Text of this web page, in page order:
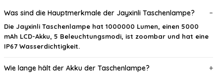
Was sind die Hauptmerkmale der Jayxinli Taschenlampe?
Die Jayxinli Taschenlampe hat 1000000 Lumen, einen 5000
mAh LCD-Akku, 5 Beleuchtungsmodi, ist zoombar und hat eine
IP67 Wasserdichtigkeit.
Wie lange hält der Akku der Taschenlampe?